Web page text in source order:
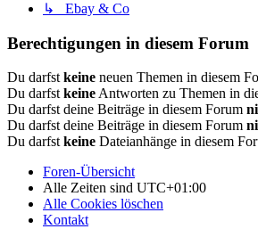
↳ Ebay & Co
Berechtigungen in diesem Forum
Du darfstkeine neuen Themen in diesem
Du darfstkeineAntworten zu Themen in
Du darfst deine Beiträge in diesem Forum
Du darfst deine Beiträge in diesem Forum
Du darfstkeine Dateianhänge in diesem
Foren-Übersicht
Alle Zeiten sind UTC+01:00
Alle Cookies löschen
Kontakt